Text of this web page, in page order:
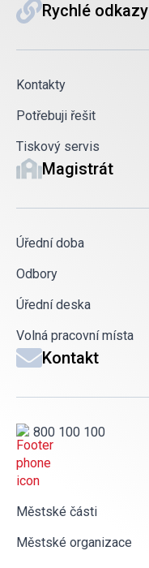
Rychlé odkazy
Kontakty
Potřebuji řešit
Tiskový servis
Magistrát
Úřední doba
Odbory
Úřední deska
Volná pracovní místa
Kontakt
800 100 100
Městské části
Městské organizace